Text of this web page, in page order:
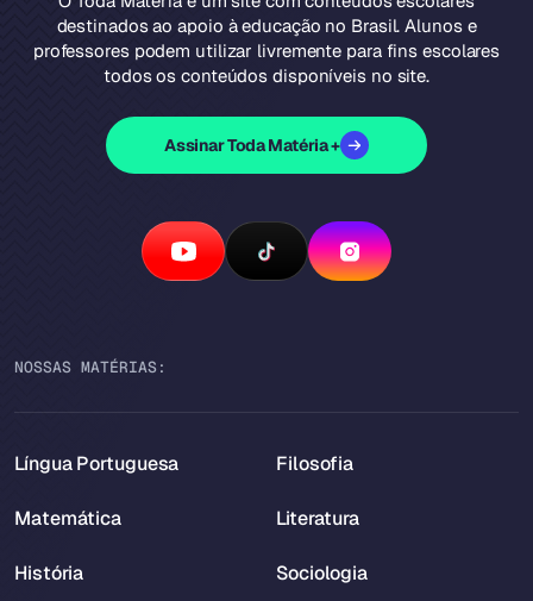
destinados ao apoio à educação no Brasil. Alunos e
professores podem utilizar livremente para fins escolares
todos os conteúdos disponíveis no site.
Assinar Toda Matéria +
NOSSAS MATÉRIAS:
Língua Portuguesa
Matemática
História
Filosofia
Literatura
Sociologia